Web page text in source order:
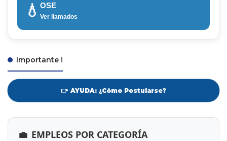
💧 OSE
Ver llamados
Importante !
👉 AYUDA: ¿Cómo Postularse?
💼 EMPLEOS POR CATEGORÍA